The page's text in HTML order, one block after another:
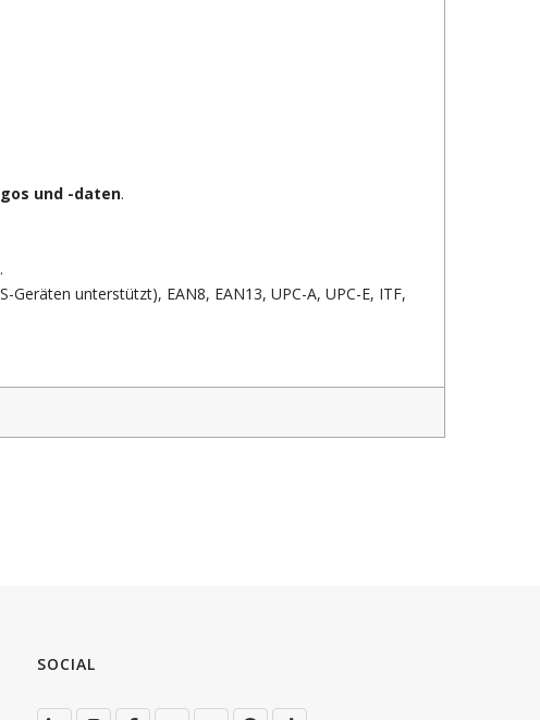
und -daten.
unterstützt), EAN8, EAN13, UPC-A, UPC-E, ITF,
SOCIAL